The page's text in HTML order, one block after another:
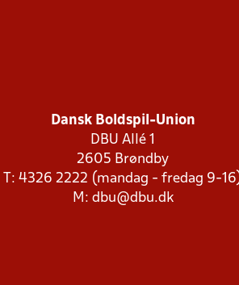
Dansk Boldspil-Union
DBU Allé 1
2605 Brøndby
T: 4326 2222 (mandag - fredag 9-
M: dbu@dbu.dk